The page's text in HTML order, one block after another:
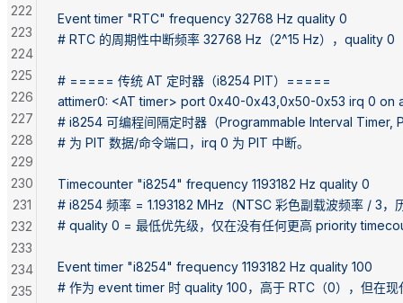
Event timer "RTC" frequency 32768 Hz quality 0
# RTC 的周期性中断频率 32768 Hz（2^15 Hz），quality 0
# ===== 传统 AT 定时器（i8254 PIT）=====
attimer0: <AT timer> port 0x40-0x43,0x50-0x53 irq 0 on
# i8254 可编程间隔定时器（Programmable Interval Timer,
# 为 PIT 数据/命令端口，irq 0 为 PIT 中断。
Timecounter "i8254" frequency 1193182 Hz quality 0
# i8254 频率 = 1.193182 MHz（NTSC 彩色副载波频率 / 3，
# quality 0 = 最低优先级，仅在没有任何更高 priority
Event timer "i8254" frequency 1193182 Hz quality 100
# 作为 event timer 时 quality 100，高于 RTC（0），但在现
222
223
224
225
226
227
228
229
230
231
232
233
234
235